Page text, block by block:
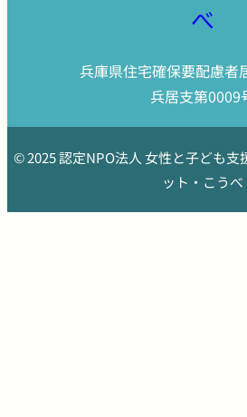
べ
兵庫県住宅確保要配慮者
兵居支第0009
© 2025 認定NPO法人 女性と子ども支
ット・こうべ